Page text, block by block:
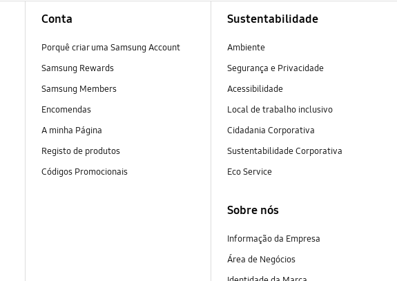
Conta
Porquê criar uma Samsung Account
Samsung Rewards
Samsung Members
Encomendas
A minha Página
Registo de produtos
Códigos Promocionais
Sustentabilidade
Ambiente
Segurança e Privacidade
Acessibilidade
Local de trabalho inclusivo
Cidadania Corporativa
Sustentabilidade Corporativa
Eco Service
Sobre nós
Informação da Empresa
Área de Negócios